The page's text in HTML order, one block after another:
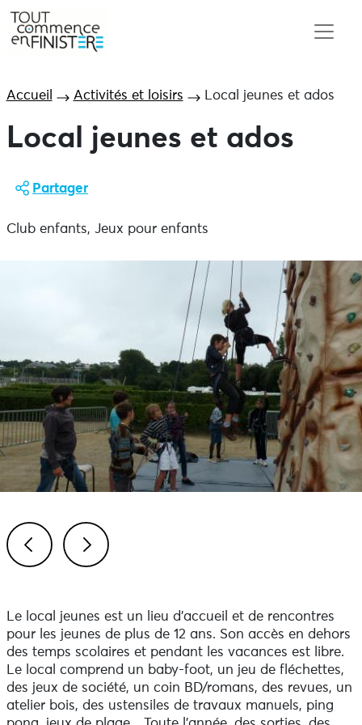
Accueil Activités et loisirs Local jeunes et ados
Local jeunes et ados
Partager
Club enfants, Jeux pour enfants
Le local jeunes est un lieu d'accueil et de rencontres
pour les jeunes de plus de 12 ans. Son accès en dehors
des temps scolaires et pendant les vacances est libre.
Le local comprend un baby-foot, un jeu de fléchettes,
des jeux de société, un coin BD/romans, des revues, un
atelier bois, des ustensiles de travaux manuels, ping